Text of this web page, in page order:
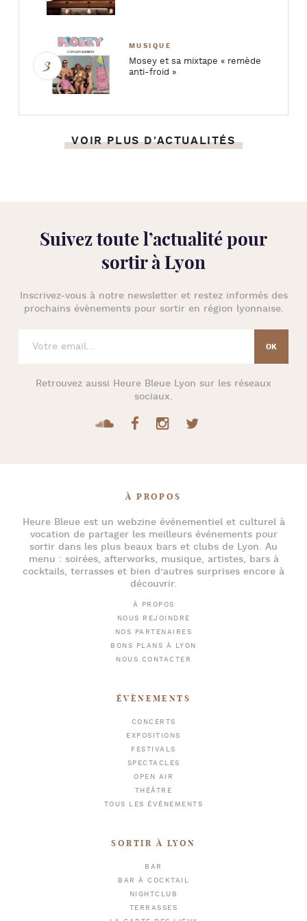
MUSIQUE
Mosey et sa mixtape « remède
anti-froid »
VOIR PLUS D'ACTUALITÉS
Suivez toute l’actualité pour
sortir à Lyon
Inscrivez-vous à notre newsletter et restez informés des
prochains évènements pour sortir en région lyonnaise.
Retrouvez aussi Heure Bleue Lyon sur les réseaux
sociaux.
À PROPOS
Heure Bleueest un webzine événementiel et culturel à
vocation de partager les meilleurs événements pour
sortir dans les plus beaux bars et clubs de Lyon. Au
menu : soirées, afterworks, musique, artistes, bars à
cocktails, terrasses et bien d’autres surprises encore à
découvrir.
À PROPOS
NOUS REJOINDRE
NOS PARTENAIRES
BONS PLANS À LYON
NOUS CONTACTER
ÉVÈNEMENTS
CONCERTS
EXPOSITIONS
FESTIVALS
SPECTACLES
OPEN AIR
THÉÂTRE
TOUS LES ÉVÈNEMENTS
SORTIR À LYON
BAR
BAR À COCKTAIL
NIGHTCLUB
TERRASSES